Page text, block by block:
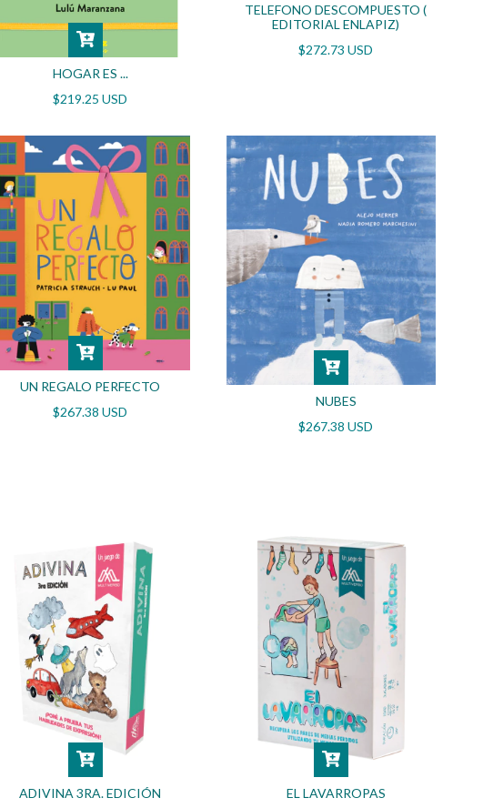
HOGAR ES ...
$219.25 USD
TELEFONO DESCOMPUESTO (
EDITORIAL ENLAPIZ)
$272.73 USD
UN REGALO PERFECTO
$267.38 USD
NUBES
$267.38 USD
ADIVINA 3RA. EDICIÓN
EL LAVARROPAS